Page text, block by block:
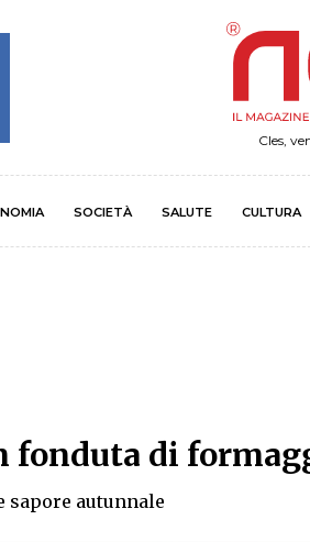
Cles,
SOCIETÀ SALUTE CULTURA
fonduta di
sapore autunnale